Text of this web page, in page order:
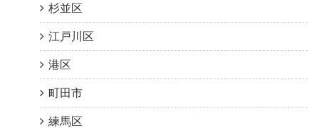
杉並区
江戸川区
港区
町田市
練馬区